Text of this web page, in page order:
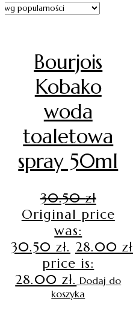
Bourjois
Kobako
woda
toaletowa
spray 50ml
30.50zł
Original price
was:
30.50 zł. 28.00 zł
price is:
28.00 zł. Dodaj do
koszyka